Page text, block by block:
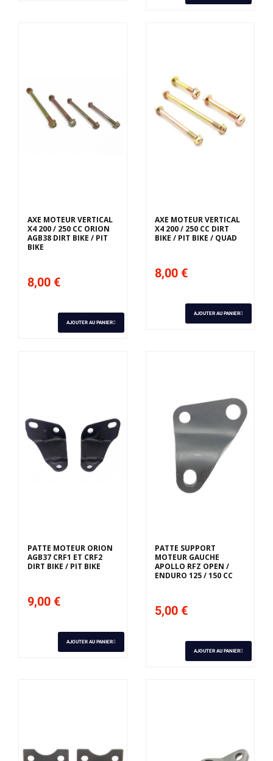
AXE MOTEUR VERTICAL
X4 200 / 250 CC ORION
AGB38 DIRT BIKE / PIT
BIKE
8,00 €
AJOUTER AU PANIER
AXE MOTEUR VERTICAL
X4 200 / 250 CC DIRT
BIKE / PIT BIKE / QUAD
8,00 €
AJOUTER AU PANIER
PATTE MOTEUR ORION
AGB37 CRF1 ET CRF2
DIRT BIKE / PIT BIKE
9,00 €
AJOUTER AU PANIER
PATTE SUPPORT
MOTEUR GAUCHE
APOLLO RFZ OPEN /
ENDURO 125 / 150 CC
5,00 €
AJOUTER AU PANIER